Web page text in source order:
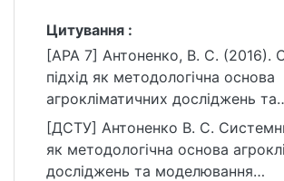
Цитування :
[APA 7] Антоненко, В. С. (2016).
підхід як методологічна основа
агрокліматичних досліджень та
моделювання продукційного
посівів сільськогосподарських
Фізична географія та
[ДСТУ] Антоненко В. С.
як методологічна основа
досліджень та моделювання